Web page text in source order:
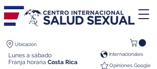
Ubicación
Lunes a sábado
Franja horaria Costa Rica
Internacionales
Opiniones Google